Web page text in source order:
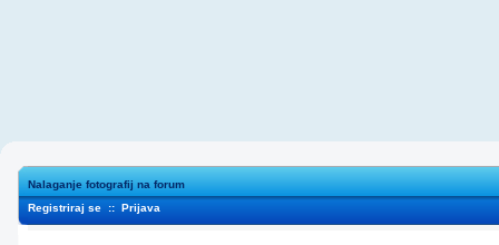
Nalaganje fotografij na forum
Registriraj se :: Prijava